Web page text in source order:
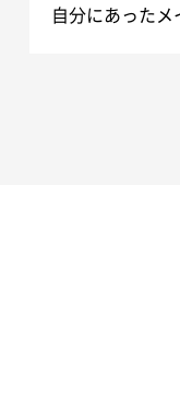
自分にあった